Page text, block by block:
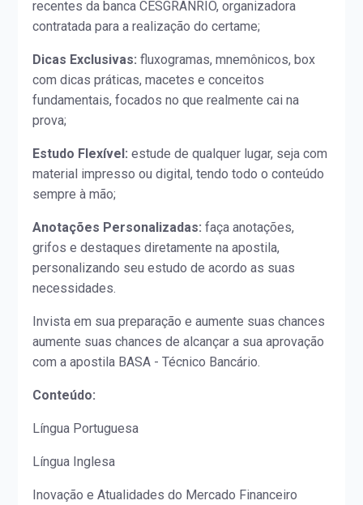
recentes da banca CESGRANRIO, organizadora
contratada para a realização do certame;
Dicas Exclusivas: fluxogramas, mnemônicos, box
com dicas práticas, macetes e conceitos
fundamentais, focados no que realmente cai na
prova;
Estudo Flexível: estude de qualquer lugar, seja com
material impresso ou digital, tendo todo o conteúdo
sempre à mão;
Anotações Personalizadas: faça anotações,
grifos e destaques diretamente na apostila,
personalizando seu estudo de acordo as suas
necessidades.
Invista em sua preparação e aumente suas chances
aumente suas chances de alcançar a sua aprovação
com a apostila BASA - Técnico Bancário.
Conteúdo:
Língua Portuguesa
Língua Inglesa
Inovação e Atualidades do Mercado Financeiro